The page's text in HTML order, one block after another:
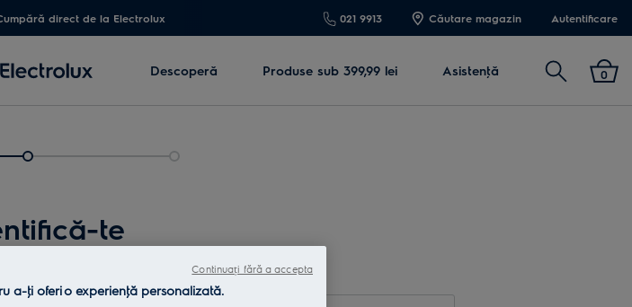
direct de la Electrolux 021 9913 Căutare magazin Autentificare
Descoperă Produse sub 399,99 lei Asistenţă Cautare 0
te
a-ţi oferi o experienţă personalizată.
Continuați fără a accepta